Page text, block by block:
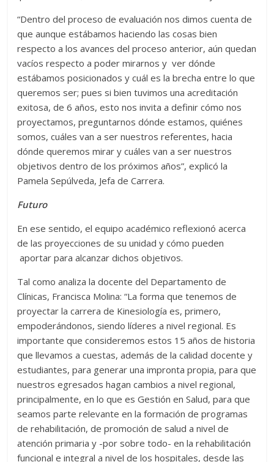
“Dentro del proceso de evaluación nos dimos cuenta de
que aunque estábamos haciendo las cosas bien
respecto a los avances del proceso anterior, aún quedan
vacíos respecto a poder mirarnos y ver dónde
estábamos posicionados y cuál es la brecha entre lo que
queremos ser; pues si bien tuvimos una acreditación
exitosa, de 6 años, esto nos invita a definir cómo nos
proyectamos, preguntarnos dónde estamos, quiénes
somos, cuáles van a ser nuestros referentes, hacia
dónde queremos mirar y cuáles van a ser nuestros
objetivos dentro de los próximos años”, explicó la
Pamela Sepúlveda, Jefa de Carrera.
Futuro
En ese sentido, el equipo académico reflexionó acerca
de las proyecciones de su unidad y cómo pueden
aportar para alcanzar dichos objetivos.
Tal como analiza la docente del Departamento de
Clínicas, Francisca Molina: “La forma que tenemos de
proyectar la carrera de Kinesiología es, primero,
empoderándonos, siendo líderes a nivel regional. Es
importante que consideremos estos 15 años de historia
que llevamos a cuestas, además de la calidad docente y
estudiantes, para generar una impronta propia, para que
nuestros egresados hagan cambios a nivel regional,
principalmente, en lo que es Gestión en Salud, para que
seamos parte relevante en la formación de programas
de rehabilitación, de promoción de salud a nivel de
atención primaria y -por sobre todo- en la rehabilitación
funcional e integral a nivel de los hospitales, desde las